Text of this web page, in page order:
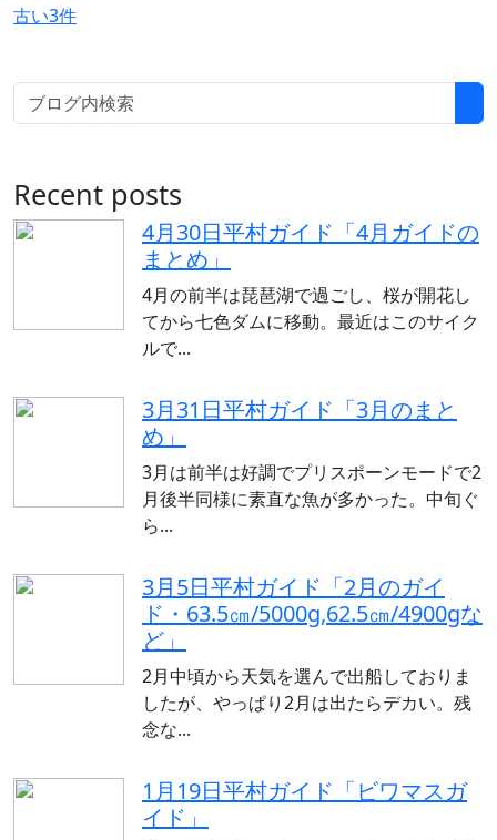
古い3件
Recent posts
4月30日平村ガイド「4月ガイドの
まとめ」
4月の前半は琵琶湖で過ごし、桜が開花し
てから七色ダムに移動。最近はこのサイク
ルで...
3月31日平村ガイド「3月のまと
め」
3月は前半は好調でプリスポーンモードで2
月後半同様に素直な魚が多かった。中旬ぐ
ら...
3月5日平村ガイド「2月のガイ
ド・63.5㎝/5000g,62.5㎝/4900gな
ど」
2月中頃から天気を選んで出船しておりま
したが、やっぱり2月は出たらデカい。残
念な...
1月19日平村ガイド「ビワマスガ
イド」